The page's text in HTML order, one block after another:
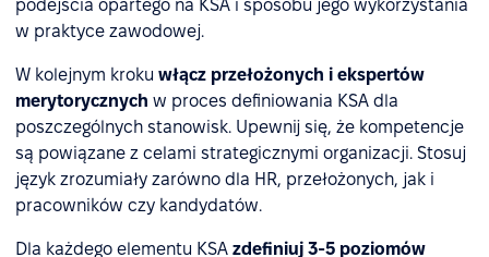
podejścia opartego na KSA i sposobu jego wykorzystania
w praktyce zawodowej.
W kolejnym kroku włącz przełożonych i ekspertów
merytorycznych w proces definiowania KSA dla
poszczególnych stanowisk. Upewnij się, że kompetencje
są powiązane z celami strategicznymi organizacji. Stosuj
język zrozumiały zarówno dla HR, przełożonych, jak i
pracowników czy kandydatów.
Dla każdego elementu KSA zdefiniuj 3-5 poziomów